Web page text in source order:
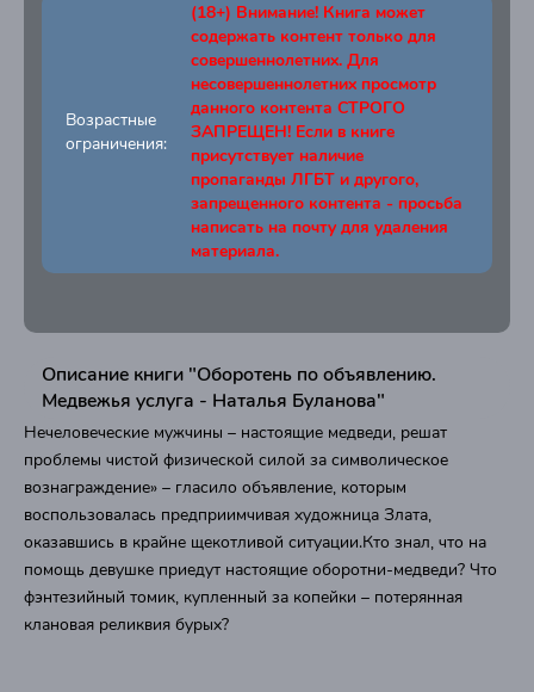
Возрастные
ограничения:
(18+) Внимание! Книга может
содержать контент только для
совершеннолетних. Для
несовершеннолетних просмотр
данного контента СТРОГО
ЗАПРЕЩЕН! Если в книге
присутствует наличие
пропаганды ЛГБТ и другого,
запрещенного контента - просьба
написать на почту для удаления
материала.
Описание книги "Оборотень по объявлению.
Медвежья услуга - Наталья Буланова"
Нечеловеческие мужчины – настоящие медведи, решат
проблемы чистой физической силой за символическое
вознаграждение» – гласило объявление, которым
воспользовалась предприимчивая художница Злата,
оказавшись в крайне щекотливой ситуации.Кто знал, что на
помощь девушке приедут настоящие оборотни-медведи? Что
фэнтезийный томик, купленный за копейки – потерянная
клановая реликвия бурых?